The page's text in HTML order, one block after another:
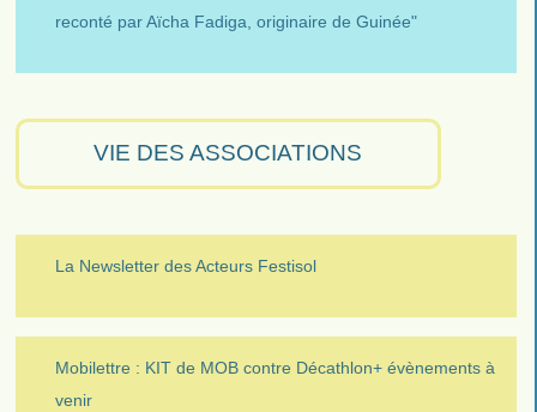
reconté par Aïcha Fadiga, originaire de Guinée"
VIE DES ASSOCIATIONS
La Newsletter des Acteurs Festisol
Mobilettre : KIT de MOB contre Décathlon+ évènements à
venir